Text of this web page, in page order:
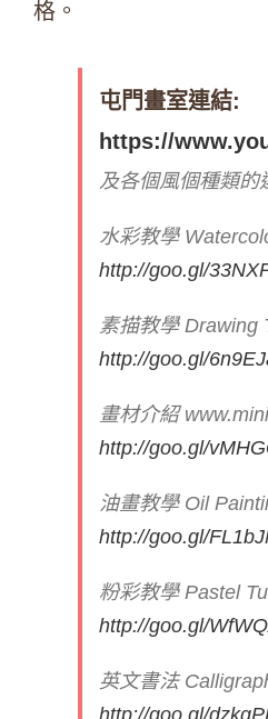
格。
屯門畫室連結:
https://
及各個風個種類的
水彩教學
http://goo.gl/
素描教學
http://goo.gl/
畫材介紹
http://goo.gl/
油畫教學 Oil
http://goo.gl/
粉彩教學 Pastel
http://goo.gl/
英文書法